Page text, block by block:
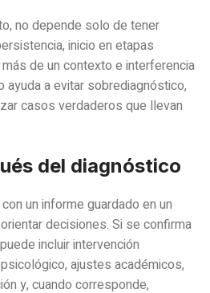
no depende solo de tener
inicio en etapas
de un contexto e interferencia
ayuda a evitar sobrediagnóstico,
casos verdaderos que llevan
del diagnóstico
un informe guardado en un
decisiones. Si se confirma
incluir intervención
ajustes académicos,
y, cuando corresponde,